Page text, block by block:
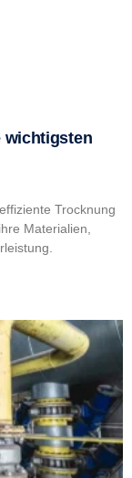
wichtigsten
Trocknung
Materialien,